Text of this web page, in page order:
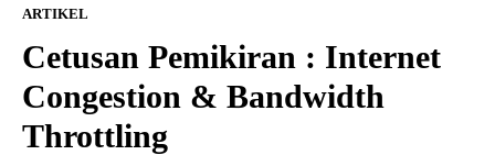
ARTIKEL
Cetusan Pemikiran : Internet
Congestion & Bandwidth
Throttling